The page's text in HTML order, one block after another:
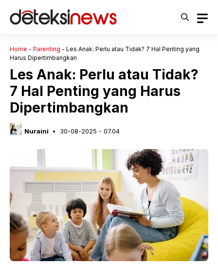
Home - Parenting - Les Anak: Perlu atau Tidak? 7 Hal Penting yang
Harus Dipertimbangkan
Les Anak: Perlu atau Tidak?
7 Hal Penting yang Harus
Dipertimbangkan
Nuraini 30-08-2025 - 07.04